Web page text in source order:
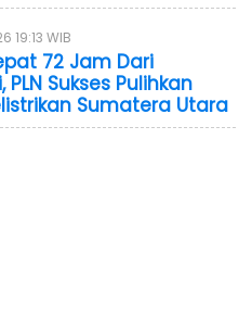
19:13 WIB
72 Jam Dari
PLN Sukses Pulihkan
Sumatera Utara